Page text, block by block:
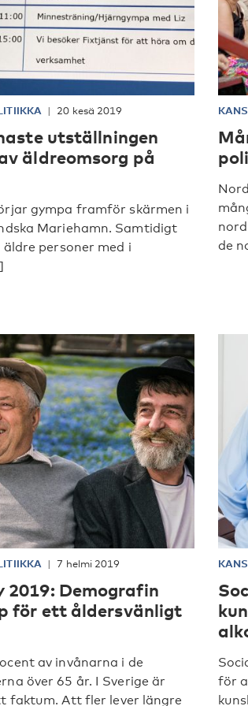
20 kesä 2019
utställningen
äldreomsorg på
gympa framför skärmen i
Mariehamn. Samtidigt
personer med i
de
7 helmi 2019
2019: Demografin
för ett åldersvänligt
av invånarna i de
över 65 år. I Sverige är
faktum. Att fler lever längre
för